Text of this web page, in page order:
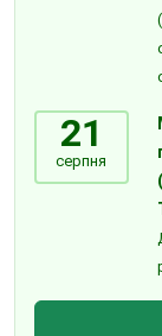
21
серпня